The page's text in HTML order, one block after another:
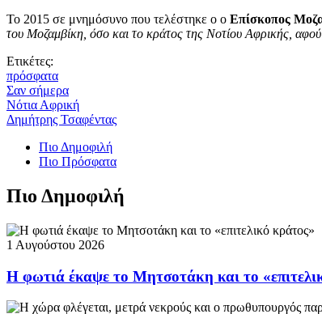
Το 2015 σε μνημόσυνο που τελέστηκε ο ο Επίσκοπος
του Μοζαμβίκη, όσο και το κράτος της Νοτίου Αφρικής,
Ετικέτες:
πρόσφατα
Σαν σήμερα
Νότια Αφρική
Δημήτρης Τσαφέντας
Πιο Δημοφιλή
Πιο Πρόσφατα
Πιο Δημοφιλή
1 Αυγούστου 2026
Η φωτιά έκαψε το Μητσοτάκη και το